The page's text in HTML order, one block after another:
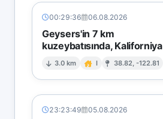
00:29:36 06.08.2026
Geysers'in 7 km
kuzeybatısında, Kaliforniya
3.0 km I 38.82, -122.81
23:23:49 05.08.2026